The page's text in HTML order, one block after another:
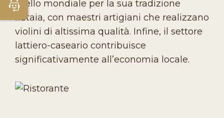
livello mondiale per la sua tradizione
liutaia, con maestri artigiani che realizzano
violini di altissima qualità. Infine, il settore
lattiero-caseario contribuisce
significativamente all’economia locale.
Apri Chatbot